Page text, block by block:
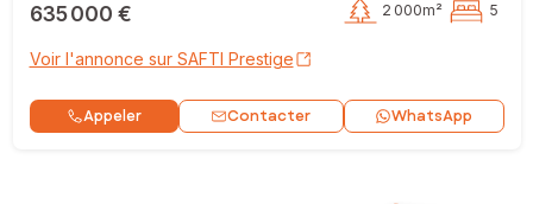
635 000 € 2 000m² 5
Voir l'annonce sur SAFTI Prestige
Appeler Contacter WhatsApp